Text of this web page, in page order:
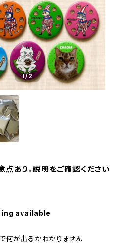
1/2
点あり。説明をご確認ください
available
何が出るかわかりません